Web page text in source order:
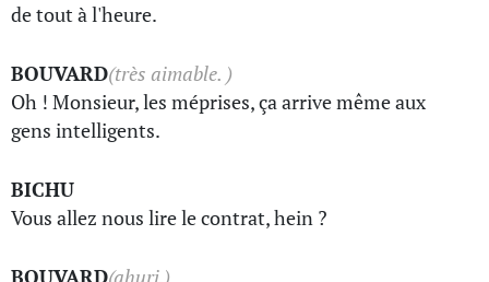
de tout à l'heure.
BOUVARD(très aimable. )
Oh ! Monsieur, les méprises, ça arrive même aux
gens intelligents.
BICHU
Vous allez nous lire le contrat, hein ?